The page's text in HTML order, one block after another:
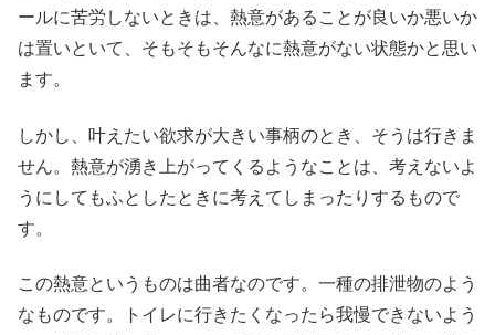
ールに苦労しないときは、熱意があることが良いか悪いか
は置いといて、そもそもそんなに熱意がない状態かと思い
ます。
しかし、叶えたい欲求が大きい事柄のとき、そうは行きま
せん。熱意が湧き上がってくるようなことは、考えないよ
うにしてもふとしたときに考えてしまったりするもので
す。
この熱意というものは曲者なのです。一種の排泄物のよう
なものです。トイレに行きたくなったら我慢できないよう